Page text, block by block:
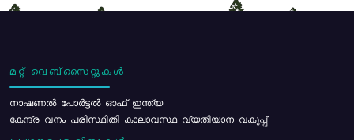
മറ്റ് വെബ്സൈറ്റുകൾ
നാഷണൽ പോർട്ടൽ ഓഫ് ഇന്ത്യ
കേന്ദ്ര വനം പരിസ്ഥിതി കാലാവസ്ഥ വ്യതിയാന വകുപ്പ്